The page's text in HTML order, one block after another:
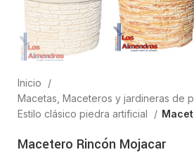
Inicio
Macetas, Maceteros y jardineras de
Estilo clásico piedra artificial
Macetero Rincón Mojacar